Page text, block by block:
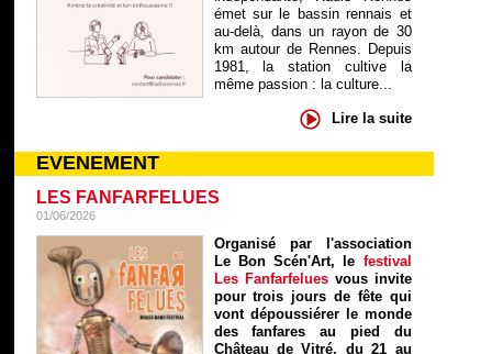
émet sur le bassin rennais et
au-delà, dans un rayon de 30
km autour de Rennes. Depuis
1981, la station cultive la
même passion : la culture...
Lire la suite
EVENEMENT
LES FANFARFELUES
01/06/2026
Organisé par l'association
Le Bon Scén'Art, le festival
Les Fanfarfelues vous invite
pour trois jours de fête qui
vont dépoussiérer le monde
des fanfares au pied du
Château de Vitré, du 21 au